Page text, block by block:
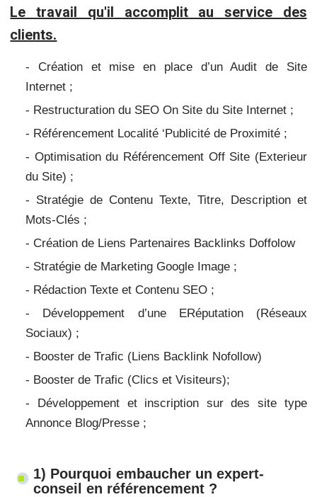
Le travail qu'il accomplit au service des
clients.
- Création et mise en place d’un Audit de Site
Internet ;
- Restructuration du SEO On Site du Site Internet ;
- Référencement Localité ‘Publicité de Proximité ;
- Optimisation du Référencement Off Site (Exterieur
du Site) ;
- Stratégie de Contenu Texte, Titre, Description et
Mots-Clés ;
- Création de Liens Partenaires Backlinks Doffolow
- Stratégie de Marketing Google Image ;
- Rédaction Texte et Contenu SEO ;
- Développement d’une ERéputation (Réseaux
Sociaux) ;
- Booster de Trafic (Liens Backlink Nofollow)
- Booster de Trafic (Clics et Visiteurs);
- Développement et inscription sur des site type
Annonce Blog/Presse ;
1) Pourquoi embaucher un expert-
conseil en référencement ?